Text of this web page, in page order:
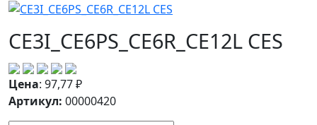
CE3I_CE6PS_CE6R_CE12L CES
Цена: 97,77₽
Артикул: 00000420